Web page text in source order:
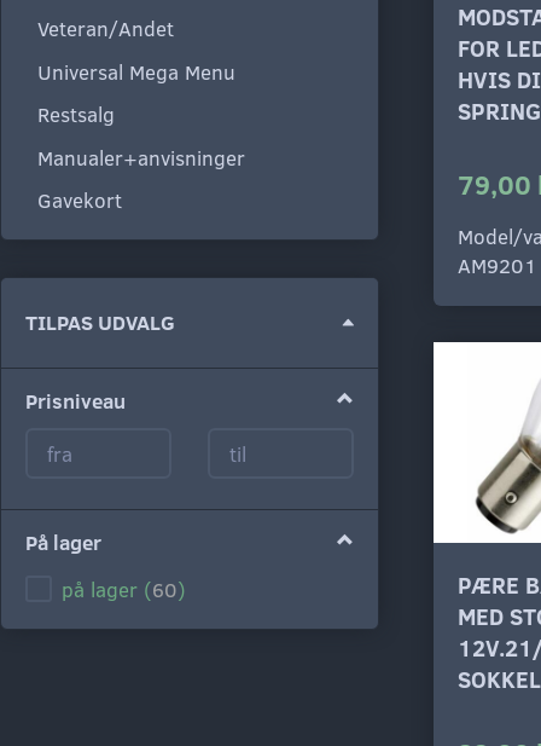
Veteran/Andet
Universal Mega Menu
Restsalg
Manualer+anvisninger
Gavekort
TILPAS UDVALG
Prisniveau
På lager
på lager (60)
FOR
HVIS
79,00
Model/
AM9201
PÆRE
MED